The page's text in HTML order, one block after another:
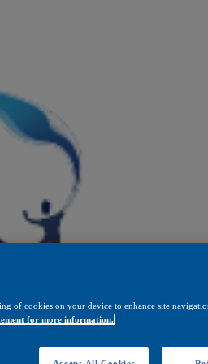
of cookies on your device to enhance site
for more information.